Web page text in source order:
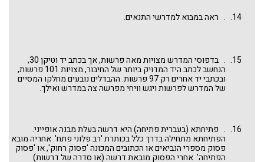
. ראה במבוא למדרשי התנאים.
. בדפוסי המדרש מצויות מאה פרשות, אך בכתב יד וטיקן 30,
הנחשב לכתב היד המדויק ביותר של החיבור, מצויות 101 פרשות,
ובכתבי יד אחרים רק 97 פרשות. ההבדלים נובעים מחלקו המסיים
של המדרש לפרשות ויגש וויחי מפרשה צה במדרש ואילך.
. פתיחתא (בעברית פתיחה) היא דרשה בעלת מבנה אופייני.
הפתיחתא מתחילה בדרך כלל בכותרת 'רב פלוני פתח'. אחריה מובא
פסוק מספרי הנביאים או הכתובים המכונה 'פסוק רחוק', או 'פסוק
הפתיחה'. אחרי הפסוק מובאת דרשה (או סדרה של דרשות)